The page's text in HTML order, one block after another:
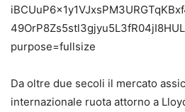
Da oltre due secoli il mercato
internazionale ruota attorno a